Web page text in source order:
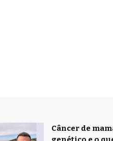
Câncer de